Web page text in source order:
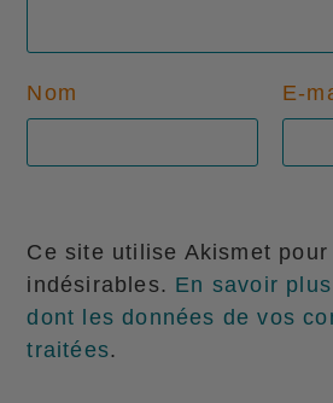
Nom E-
Ce site utilise Akismet
indésirables. En savoir
dont les données de vos
traitées.